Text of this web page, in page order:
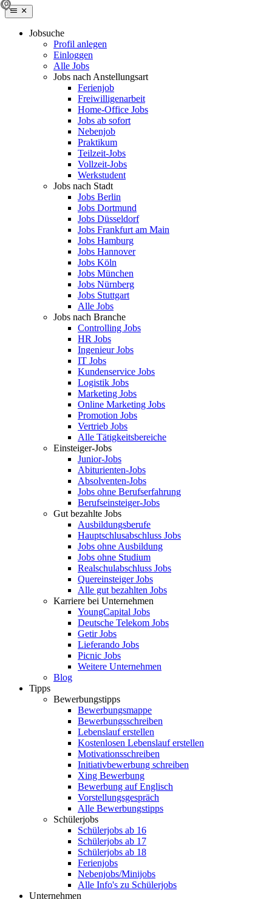
Jobsuche
Profil anlegen
Einloggen
Alle Jobs
Jobs nach Anstellungsart
Ferienjob
Freiwilligenarbeit
Home-Office Jobs
Jobs ab sofort
Nebenjob
Praktikum
Teilzeit-Jobs
Vollzeit-Jobs
Werkstudent
Jobs nach Stadt
Jobs Berlin
Jobs Dortmund
Jobs Düsseldorf
Jobs Frankfurt am Main
Jobs Hamburg
Jobs Hannover
Jobs Köln
Jobs München
Jobs Nürnberg
Jobs Stuttgart
Alle Jobs
Jobs nach Branche
Controlling Jobs
HR Jobs
Ingenieur Jobs
IT Jobs
Kundenservice Jobs
Logistik Jobs
Marketing Jobs
Online Marketing Jobs
Promotion Jobs
Vertrieb Jobs
Alle Tätigkeitsbereiche
Einsteiger-Jobs
Junior-Jobs
Abiturienten-Jobs
Absolventen-Jobs
Jobs ohne Berufserfahrung
Berufseinsteiger-Jobs
Gut bezahlte Jobs
Ausbildungsberufe
Hauptschlusabschluss Jobs
Jobs ohne Ausbildung
Jobs ohne Studium
Realschulabschluss Jobs
Quereinsteiger Jobs
Alle gut bezahlten Jobs
Karriere bei Unternehmen
YoungCapital Jobs
Deutsche Telekom Jobs
Getir Jobs
Lieferando Jobs
Picnic Jobs
Weitere Unternehmen
Blog
Tipps
Bewerbungstipps
Bewerbungsmappe
Bewerbungsschreiben
Lebenslauf erstellen
Kostenlosen Lebenslauf erstellen
Motivationsschreiben
Initiativbewerbung schreiben
Xing Bewerbung
Bewerbung auf Englisch
Vorstellungsgespräch
Alle Bewerbungstipps
Schülerjobs
Schülerjobs ab 16
Schülerjobs ab 17
Schülerjobs ab 18
Ferienjobs
Nebenjobs/Minijobs
Alle Info's zu Schülerjobs
Unternehmen